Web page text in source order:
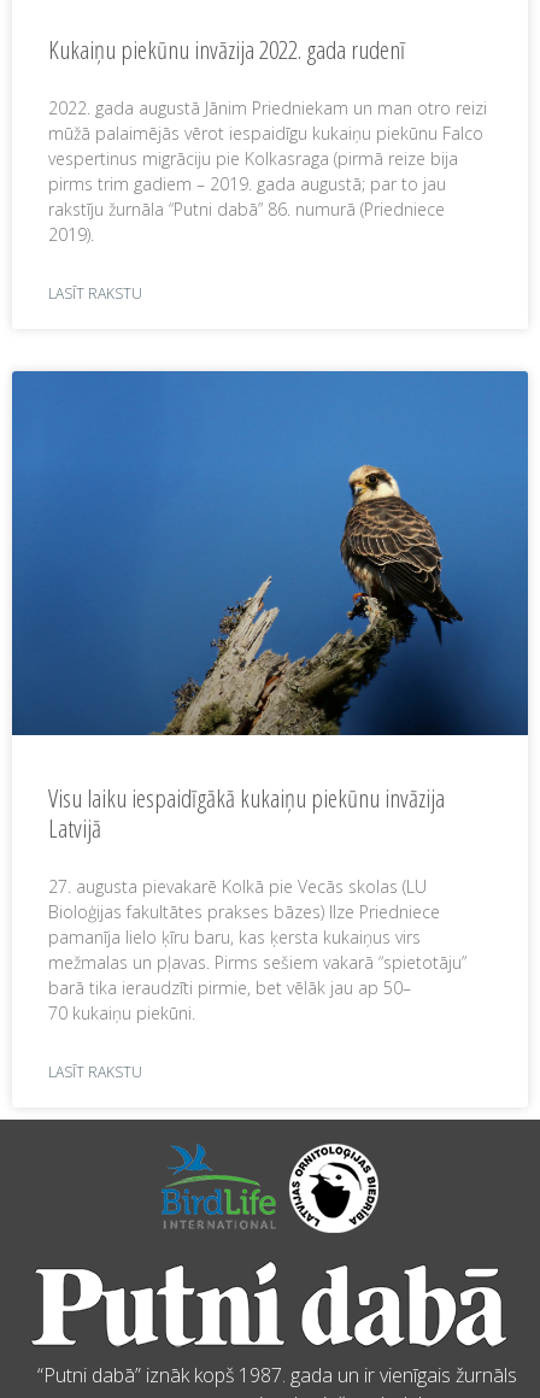
Kukaiņu piekūnu invāzija 2022. gada rudenī
2022. gada augustā Jānim Priedniekam un man otro reizi
mūžā palaimējās vērot iespaidīgu kukaiņu piekūnu Falco
vespertinus migrāciju pie Kolkasraga (pirmā reize bija
pirms trim gadiem – 2019. gada augustā; par to jau
rakstīju žurnāla “Putni dabā” 86. numurā (Priedniece
2019).
LASĪT RAKSTU
Visu laiku iespaidīgākā kukaiņu piekūnu invāzija
Latvijā
27. augusta pievakarē Kolkā pie Vecās skolas (LU
Bioloģijas fakultātes prakses bāzes) Ilze Priedniece
pamanīja lielo ķīru baru, kas ķersta kukaiņus virs
mežmalas un pļavas. Pirms sešiem vakarā “spietotāju”
barā tika ieraudzīti pirmie, bet vēlāk jau ap 50–
70 kukaiņu piekūni.
LASĪT RAKSTU
“Putni dabā” iznāk kopš 1987. gada un ir vienīgais žurnāls